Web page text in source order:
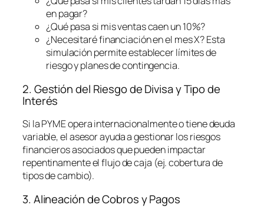
en pagar?
¿Qué pasa si mis ventas caen un 10%?
¿Necesitaré financiación en el mes X? Esta
simulación permite establecer límites de
riesgo y planes de contingencia.
2. Gestión del Riesgo de Divisa y Tipo de
Interés
Si la PYME opera internacionalmente o tiene deuda
variable, el asesor ayuda a gestionar los riesgos
financieros asociados que pueden impactar
repentinamente el flujo de caja (ej. cobertura de
tipos de cambio).
3. Alineación de Cobros y Pagos